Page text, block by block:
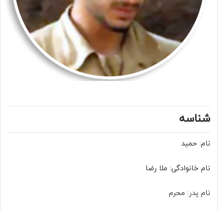
شناسه
نام: حمید
نام خانوادگی: ملا رضا
نام پدر: محرم